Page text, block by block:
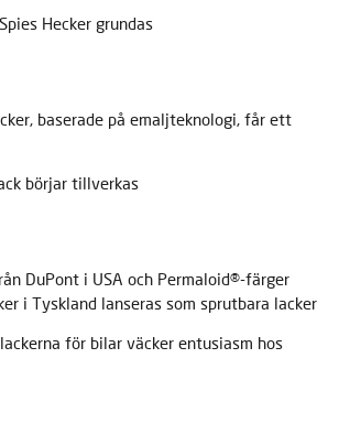
Hecker grundas
baserade på emaljteknologi, får ett
börjar tillverkas
DuPont i USA och Permaloid®-färger
i Tyskland lanseras som sprutbara lacker
för bilar väcker entusiasm hos